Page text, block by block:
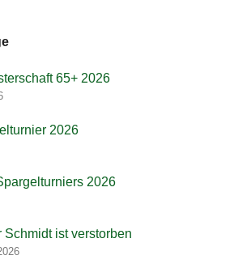
65+ 2026
2026
2026
Schmidt ist verstorben